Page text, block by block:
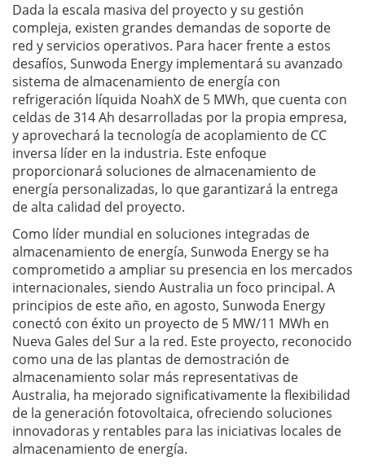
Dada la escala masiva del proyecto y su gestión
compleja, existen grandes demandas de soporte de
red y servicios operativos. Para hacer frente a estos
desafíos, Sunwoda Energy implementará su avanzado
sistema de almacenamiento de energía con
refrigeración líquida NoahX de 5 MWh, que cuenta con
celdas de 314 Ah desarrolladas por la propia empresa,
y aprovechará la tecnología de acoplamiento de CC
inversa líder en la industria. Este enfoque
proporcionará soluciones de almacenamiento de
energía personalizadas, lo que garantizará la entrega
de alta calidad del proyecto.
Como líder mundial en soluciones integradas de
almacenamiento de energía, Sunwoda Energy se ha
comprometido a ampliar su presencia en los mercados
internacionales, siendo Australia un foco principal. A
principios de este año, en agosto, Sunwoda Energy
conectó con éxito un proyecto de 5 MW/11 MWh en
Nueva Gales del Sur a la red. Este proyecto, reconocido
como una de las plantas de demostración de
almacenamiento solar más representativas de
Australia, ha mejorado significativamente la flexibilidad
de la generación fotovoltaica, ofreciendo soluciones
innovadoras y rentables para las iniciativas locales de
almacenamiento de energía.